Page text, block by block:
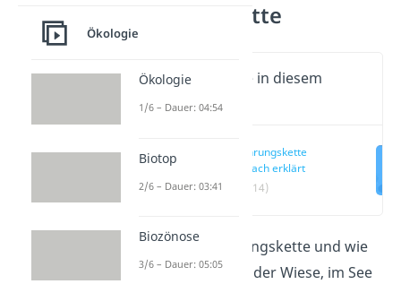
Nahrungskette
Wichtige Inhalte in diesem
Video
Nahrungskette
einfach erklärt
(00:14)
Was ist eine Nahrungskette und wie
ist sie im Wald, auf der Wiese, im See
Ökologie
Ökologie
1/6 – Dauer: 04:54
Biotop
2/6 – Dauer: 03:41
Biozönose
3/6 – Dauer: 05:05